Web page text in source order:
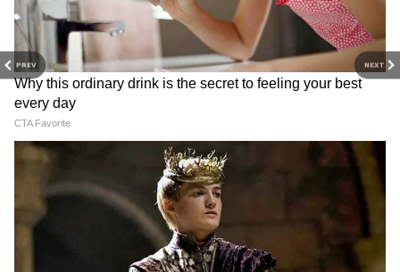
PREV NEXT
View post on Instagram
RECOMMENDED STORIES
916 Gold Jhala: स्टाइल जे बोले
मॉर्डन गर्ल्स के लिए स्टाइल स्टेटमेंट